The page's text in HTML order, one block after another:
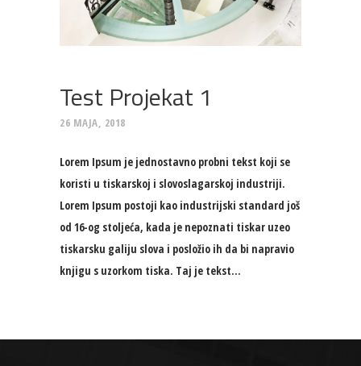
Test Projekat 1
26 MAJA, 2018
Lorem Ipsum je jednostavno probni tekst koji se
koristi u tiskarskoj i slovoslagarskoj industriji.
Lorem Ipsum postoji kao industrijski standard još
od 16-og stoljeća, kada je nepoznati tiskar uzeo
tiskarsku galiju slova i posložio ih da bi napravio
knjigu s uzorkom tiska. Taj je tekst